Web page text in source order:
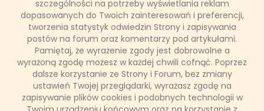
szczególności na potrzeby wyświetlania reklam
dopasowanych do Twoich zainteresowań i preferencji,
tworzenia statystyk odwiedzin Strony i zapisywania
postów na forum oraz komentarzy pod artykułami.
Pamiętaj, że wyrażenie zgody jest dobrowolne a
wyrażoną zgodę możesz w każdej chwili cofnąć. Poprzez
dalsze korzystanie ze Strony i Forum, bez zmiany
ustawień Twojej przeglądarki, wyrażasz zgodę na
zapisywanie plików cookies i podobnych technologii w
Tabletka „dzień po” zapobiega owulacji i zapłodnieniu.
Antykoncepcja awaryjna, jak wskazuje nazwa, powinna być
stosowana jedynie w nagłych przypadkach. Czy to dlatego,
że pigułki mogą wpływać na płodność? Odpowiadamy na to
pytanie, rozwiewamy również inne wątpliwości związane ze
stosowaniem tabletek "dzień po".